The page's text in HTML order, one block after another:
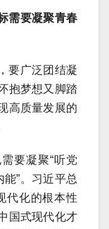
需要凝聚青春
要广泛团结凝
抱梦想又脚踏
高质量发展的
要凝聚“听党
能”。习近平总
代化的根本性
国式现代化才